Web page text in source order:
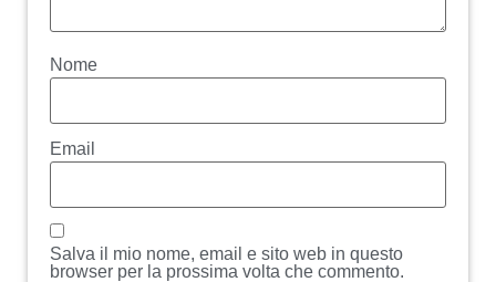
Nome
Email
Salva il mio nome, email e sito web in questo
browser per la prossima volta che commento.